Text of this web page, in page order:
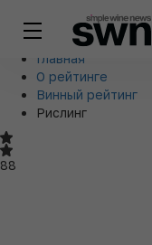
Главная
О рейтинге
Винный рейтинг
Рислинг
88